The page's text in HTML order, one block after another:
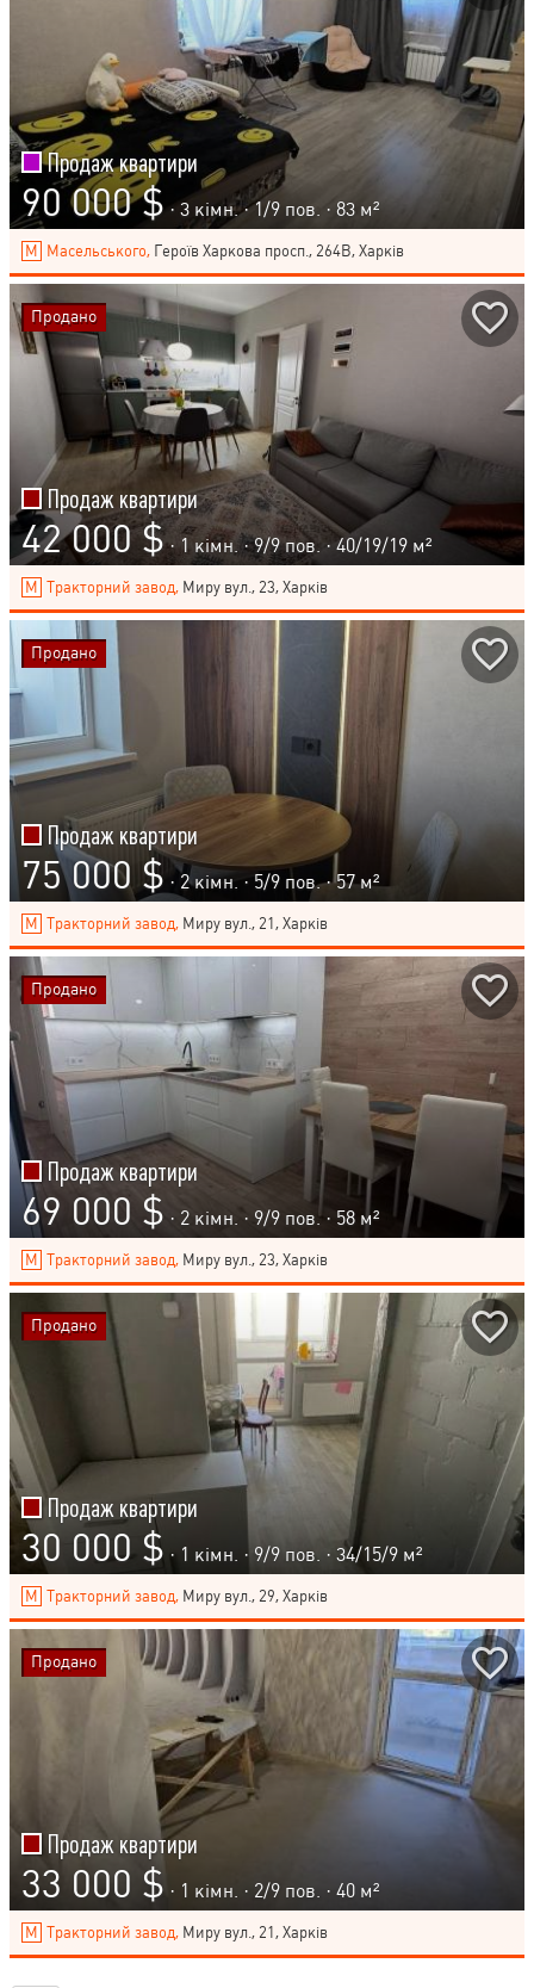
Продаж квартири
90 000 $ · 3 кімн. ·1/9 пов. · 83 м²
Масельського, Героїв Харкова просп., 264В, Харків
Продаж квартири
42 000 $ · 1 кімн. ·9/9пов. · 40/19/19 м²
Тракторний завод, Миру вул., 23, Харків
Продано
Продаж квартири
75 000 $ · 2 кімн. · 5/9 пов. · 57 м²
Тракторний завод, Миру вул., 21, Харків
Продано
Продаж квартири
69 000 $ · 2 кімн. · 9/9 пов. · 58 м²
Тракторний завод, Миру вул., 23, Харків
Продано
Продаж квартири
30 000 $ · 1 кімн. · 9/9 пов. · 34/15/9 м²
Тракторний завод, Миру вул., 29, Харків
Продано
Продаж квартири
33 000 $ · 1 кімн. · 2/9 пов. · 40 м²
Тракторний завод, Миру вул., 21, Харків
Продано